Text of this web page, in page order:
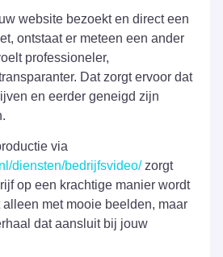
website bezoekt en direct een
ontstaat er meteen een ander
professioneler,
Dat zorgt ervoor dat
en eerder geneigd zijn
via
diensten/bedrijfsvideo/zorgt
op een krachtige manier wordt
met mooie beelden, maar
dat aansluit bij jouw